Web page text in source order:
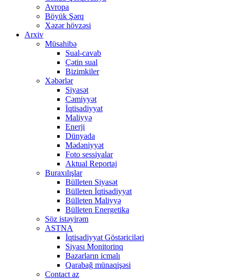
Avropa
Böyük Şərq
Xəzər hövzəsi
Arxiv
Müsahibə
Sual-cavab
Çətin sual
Bizimkiler
Xəbərlər
Siyasət
Cəmiyyət
İqtisadiyyat
Maliyyə
Enerji
Dünyada
Mədəniyyət
Foto sessiyalar
Aktual Reportaj
Buraxılışlar
Bülleten Siyasət
Bülleten İqtisadiyyat
Bülleten Maliyyə
Bülleten Energetika
Söz istəyirəm
ASTNA
İqtisadiyyat Göstəriciləri
Siyası Monitorinq
Bazarların icmalı
Qarabağ münaqişəsi
Contact az